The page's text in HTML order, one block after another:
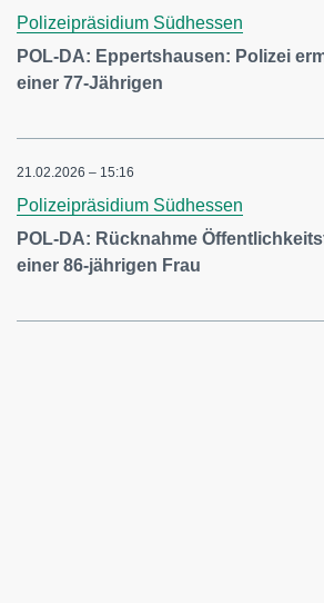
Polizeipräsidium Südhessen
POL-DA: Eppertshausen: Polizei
einer 77-Jährigen
21.02.2026 – 15:16
Polizeipräsidium Südhessen
POL-DA: Rücknahme
einer 86-jährigen Frau